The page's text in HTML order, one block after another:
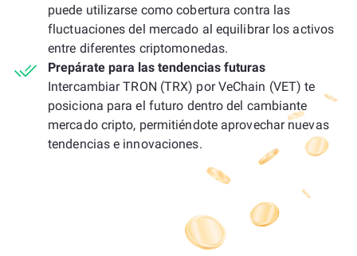
puede utilizarse como cobertura contra las
fluctuaciones del mercado al equilibrar los activos
entre diferentes criptomonedas.
Prepárate para las tendencias futuras
Intercambiar TRON (TRX) por VeChain (VET) te
posiciona para el futuro dentro del cambiante
mercado cripto, permitiéndote aprovechar nuevas
tendencias e innovaciones.